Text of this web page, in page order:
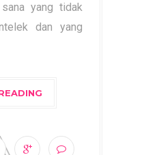
yang tidak
dan yang